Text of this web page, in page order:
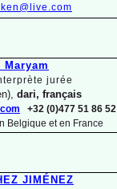
Maryam
jurée
dari, français
+32 (0)477 51 86 52
Belgique et en France
JIMÉNEZ